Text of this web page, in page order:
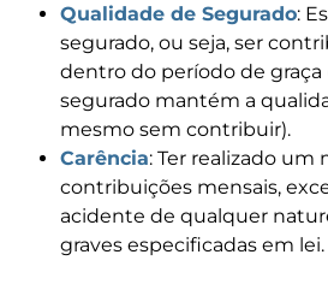
Qualidade de Segurado:
segurado, ou seja, ser
dentro do período de
segurado mantém a
mesmo sem contribuir).
Carência: Ter realizado um
contribuições mensais,
acidente de qualquer
graves especificadas em lei.